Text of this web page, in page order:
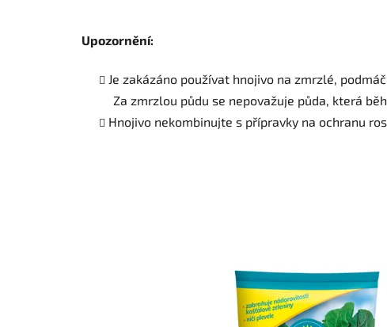
Upozornění:
Je zakázáno používat hnojivo na zmrzlé,
Za zmrzlou půdu se nepovažuje půda, která
Hnojivo nekombinujte s přípravky na ochranu